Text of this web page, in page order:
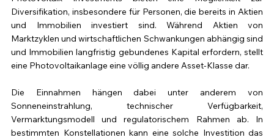
Diversifikation, insbesondere für Personen, die bereits in Aktien
und Immobilien investiert sind. Während Aktien von
Marktzyklen und wirtschaftlichen Schwankungen abhängig sind
und Immobilien langfristig gebundenes Kapital erfordern, stellt
eine Photovoltaikanlage eine völlig andere Asset-Klasse dar.
Die Einnahmen hängen dabei unter anderem von
Sonneneinstrahlung, technischer Verfügbarkeit,
Vermarktungsmodell und regulatorischem Rahmen ab. In
bestimmten Konstellationen kann eine solche Investition das